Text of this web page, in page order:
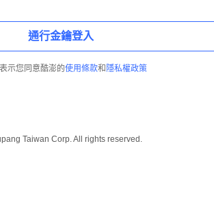
通行金鑰登入
示您同意酷澎的使用條款和 隱私權政策
Taiwan Corp. All rights reserved.